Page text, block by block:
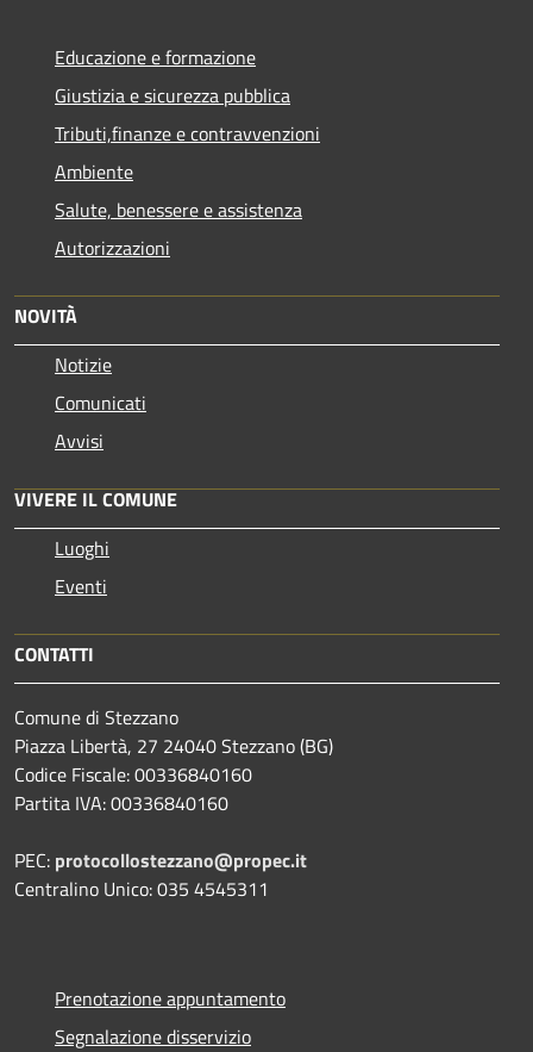
Educazione e formazione
Giustizia e sicurezza pubblica
Tributi,finanze e contravvenzioni
Ambiente
Salute, benessere e assistenza
Autorizzazioni
NOVITÀ
Notizie
Comunicati
Avvisi
VIVERE IL COMUNE
Luoghi
Eventi
CONTATTI
Comune di Stezzano
Piazza Libertà, 27 24040 Stezzano (BG)
Codice Fiscale: 00336840160
Partita IVA: 00336840160
PEC: protocollostezzano@propec.it
Centralino Unico: 035 4545311
Prenotazione appuntamento
Segnalazione disservizio